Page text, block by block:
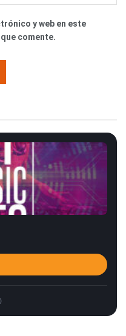
y web en este
comente.